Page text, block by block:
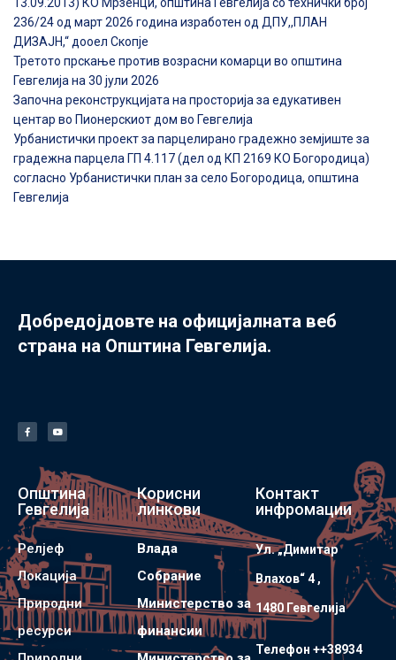
236/24 од март 2026 година изработен од ДПУ,,ПЛАН
ДИЗАЈН,“ дооел Скопје
Третото прскање против возрасни комарци во општина
Гевгелија на 30 јули 2026
Започна реконструкцијата на просторија за едукативен
центар во Пионерскиот дом во Гевгелија
Урбанистички проект за парцелирано градежно земјиште за
градежна парцела ГП 4.117 (дел од КП 2169 КО Богородица)
согласно Урбанистички план за село Богородица, општина
Гевгелија
Добредојдовте на официјалната веб
страна на Општина Гевгелија.
Општина
Гевгелија
Релјеф
Локација
Природни
ресурси
Корисни
линкови
Влада
Собрание
Министерство за
финансии
Контакт
инфромации
Ул. „Димитар
Влахов“ 4 ,
1480 Гевгелијa
Телефон ++38934